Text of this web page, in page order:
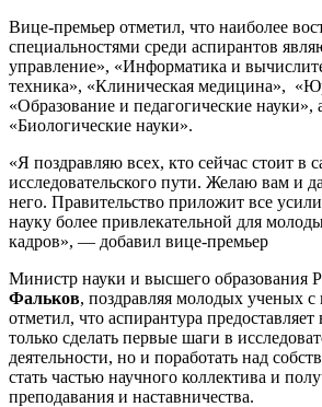
Вице-премьер отметил, что наиболее
специальностями среди аспирантов
управление», «Информатика и
техника», «Клиническая медицина»,
«Образование и педагогические науки»,
«Биологические науки».
«Я поздравляю всех, кто сейчас стоит в
исследовательского пути. Желаю вам и
него. Правительство приложит все
науку более привлекательной для
кадров», — добавил вице-премьер
Министр науки и высшего образования
Фальков, поздравляя молодых ученых с
отметил, что аспирантура
только сделать первые шаги в
деятельности, но и поработать над
стать частью научного коллектива и
преподавания и наставничества.